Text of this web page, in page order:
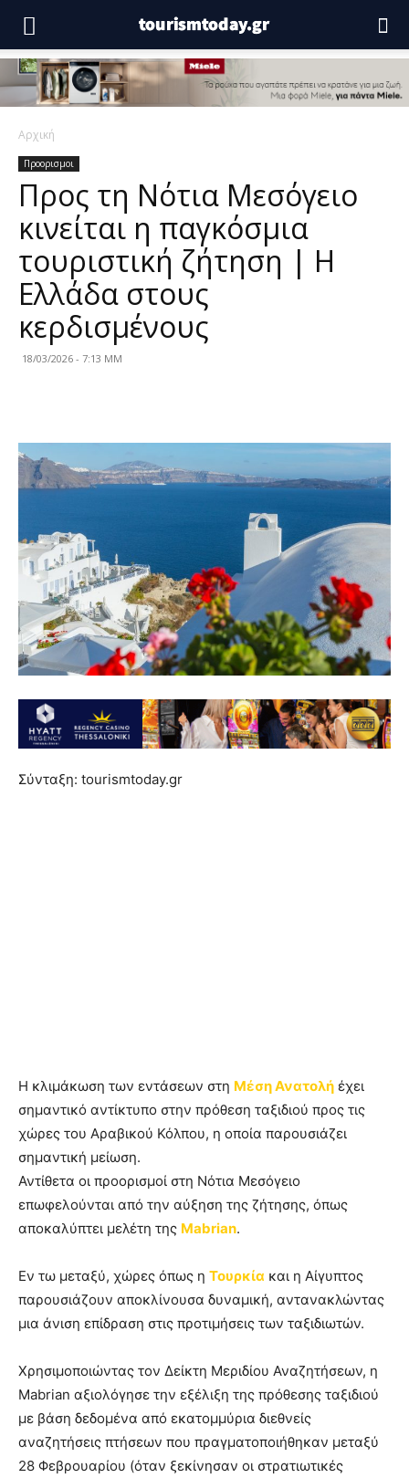
Αρχική
Προορισμοι
Προς τη Νότια Μεσόγειο
κινείται η παγκόσμια
τουριστική ζήτηση | Η
Ελλάδα στους
κερδισμένους
18/03/2026 - 7:13 ΜΜ
Σύνταξη: tourismtoday.gr
Η κλιμάκωση των εντάσεων στη Μέση Ανατολή έχει
σημαντικό αντίκτυπο στην πρόθεση ταξιδιού προς τις
χώρες του Αραβικού Κόλπου, η οποία παρουσιάζει
σημαντική μείωση.
Αντίθετα οι προορισμοί στη Νότια Μεσόγειο
επωφελούνται από την αύξηση της ζήτησης, όπως
αποκαλύπτει μελέτη της Mabrian.
Εν τω μεταξύ, χώρες όπως η Τουρκία και η Αίγυπτος
παρουσιάζουν αποκλίνουσα δυναμική, αντανακλώντας
μια άνιση επίδραση στις προτιμήσεις των ταξιδιωτών.
Χρησιμοποιώντας τον Δείκτη Μεριδίου Αναζητήσεων, η
Mabrian αξιολόγησε την εξέλιξη της πρόθεσης ταξιδιού
με βάση δεδομένα από εκατομμύρια διεθνείς
αναζητήσεις πτήσεων που πραγματοποιήθηκαν μεταξύ
28 Φεβρουαρίου (όταν ξεκίνησαν οι στρατιωτικές